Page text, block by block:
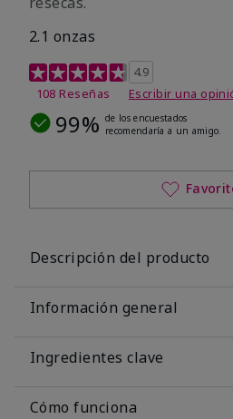
2.1 onzas
Calificación de clientes de 5 de
4.9
108 Reseñas
Escribir una
99% de los encuestados
recomendaría a un amigo.
Descripción del producto
Información general
Ingredientes clave
Cómo funciona